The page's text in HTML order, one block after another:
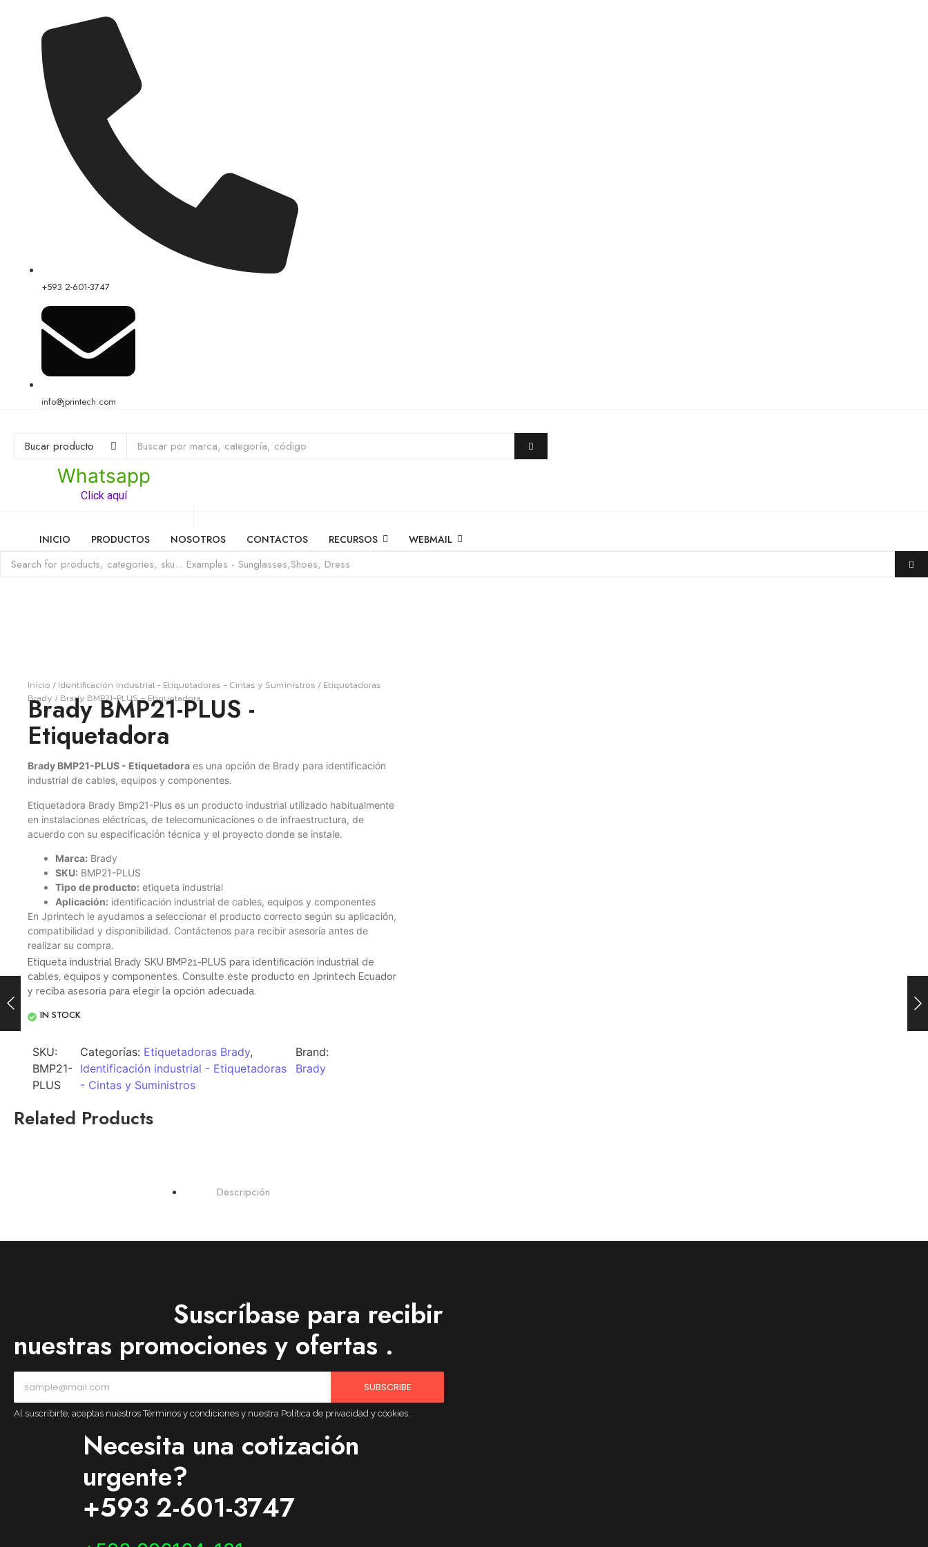
+593 2-601-3747
info@jprintech.com
Whatsapp
Click aquí
INICIO PRODUCTOS NOSOTROS CONTACTOS RECURSOS WEBMAIL
Inicio / Identificación industrial - Etiquetadoras - Cintas y Suministros / Etiquetadoras
Brady / Brady BMP21-PLUS – Etiquetadora
Brady BMP21-PLUS -
Etiquetadora
Brady BMP21-PLUS - Etiquetadora es una opción de Brady para identificación
industrial de cables, equipos y componentes.
Etiquetadora Brady Bmp21-Plus es un producto industrial utilizado habitualmente
en instalaciones eléctricas, de telecomunicaciones o de infraestructura, de
acuerdo con su especificación técnica y el proyecto donde se instale.
Marca: Brady
SKU: BMP21-PLUS
Tipo de producto: etiqueta industrial
Aplicación: identificación industrial de cables, equipos y componentes
En Jprintech le ayudamos a seleccionar el producto correcto según su aplicación,
compatibilidad y disponibilidad. Contáctenos para recibir asesoría antes de
realizar su compra.
Etiqueta industrial Brady SKU BMP21-PLUS para identificación industrial de
cables, equipos y componentes. Consulte este producto en Jprintech Ecuador
y reciba asesoría para elegir la opción adecuada.
IN STOCK
SKU:
BMP21-
PLUS
Categorías: Etiquetadoras Brady,
Identificación industrial - Etiquetadoras
- Cintas y Suministros
Brand:
Brady
Related Products
Brady
Descripción
Suscríbase para recibir
nuestras promociones y ofertas .
SUBSCRIBE
Al suscribirte, aceptas nuestros Términos y condiciones y nuestra Política de privacidad y cookies.
Necesita una cotización
urgente?
+593 2-601-3747